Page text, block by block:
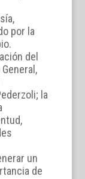
por la
del
la
un
de